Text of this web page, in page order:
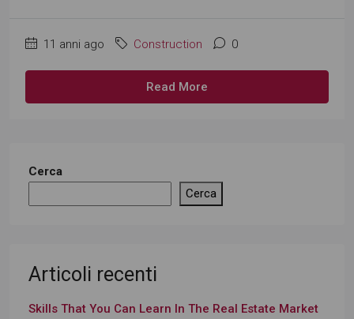
11 anni ago Construction 0
Read More
Cerca
Cerca
Articoli recenti
Skills That You Can Learn In The Real Estate Market